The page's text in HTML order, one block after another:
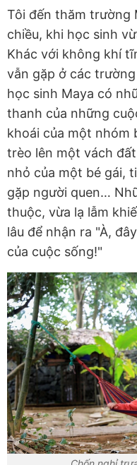
Tôi đến thăm trường
chiều, khi học sinh
Khác với không khí
vẫn gặp ở các
học sinh Maya có
thanh của những
khoái của một nhóm
trèo lên một vách
nhỏ của một bé gái,
gặp người quen…
thuộc, vừa lạ lẫm
lâu để nhận ra "À,
của cuộc sống!"